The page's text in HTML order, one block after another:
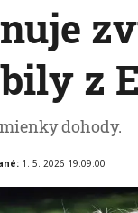
z
dohody.
1. 5. 2026 19:09:00